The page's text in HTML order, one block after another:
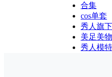
合集
cos单套
秀人旗下
美足美物
秀人模